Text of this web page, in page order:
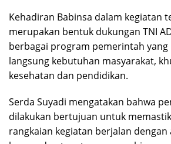
Kehadiran Babinsa dalam kegiatan
merupakan bentuk dukungan TNI
berbagai program pemerintah
langsung kebutuhan masyarakat,
kesehatan dan pendidikan.
Serda Suyadi mengatakan bahwa
dilakukan bertujuan untuk
rangkaian kegiatan berjalan